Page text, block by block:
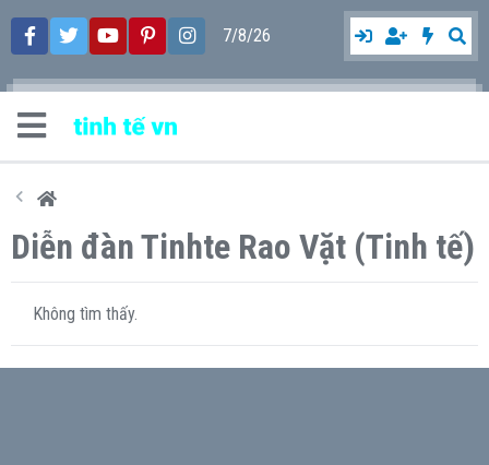
7/8/26
Diễn đàn Tinhte Rao Vặt (Tinh tế)
Không tìm thấy.